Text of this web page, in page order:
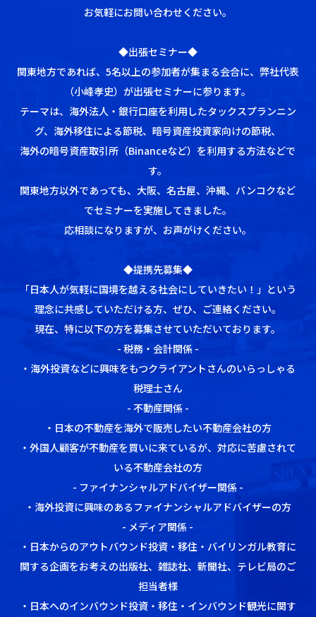
お気軽にお問い合わせください。
◆出張セミナー◆
関東地方であれば、5名以上の参加者が集まる会合に、弊社代表
（小峰孝史）が出張セミナーに参ります。
テーマは、海外法人・銀行口座を利用したタックスプランニン
グ、海外移住による節税、暗号資産投資家向けの節税、
海外の暗号資産取引所（Binanceなど）を利用する方法などで
す。
関東地方以外であっても、大阪、名古屋、沖縄、バンコクなど
でセミナーを実施してきました。
応相談になりますが、お声がけください。
◆提携先募集◆
「日本人が気軽に国境を越える社会にしていきたい！」という
理念に共感していただける方、ぜひ、ご連絡ください。
現在、特に以下の方を募集させていただいております。
- 税務・会計関係 -
・海外投資などに興味をもつクライアントさんのいらっしゃる
税理士さん
- 不動産関係 -
・日本の不動産を海外で販売したい不動産会社の方
・外国人顧客が不動産を買いに来ているが、対応に苦慮されて
いる不動産会社の方
- ファイナンシャルアドバイザー関係 -
・海外投資に興味のあるファイナンシャルアドバイザーの方
- メディア関係 -
・日本からのアウトバウンド投資・移住・バイリンガル教育に
関する企画をお考えの出版社、雑誌社、新聞社、テレビ局のご
担当者様
・日本へのインバウンド投資・移住・インバウンド観光に関す